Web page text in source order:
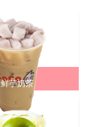
鲜芋奶茶